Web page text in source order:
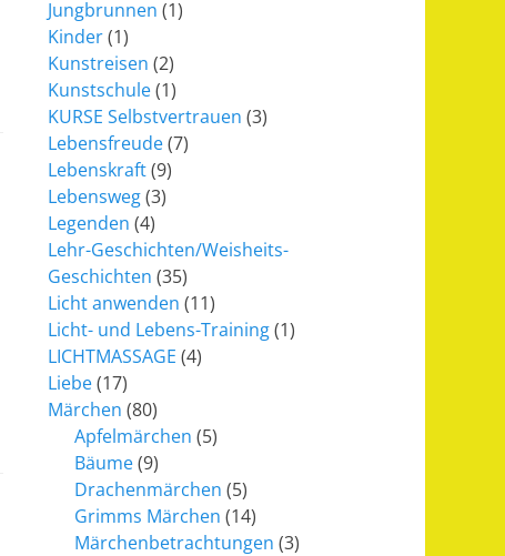
Jungbrunnen (1)
Kinder(1)
Kunstreisen (2)
Kunstschule(1)
KURSE Selbstvertrauen (3)
Lebensfreude(7)
Lebenskraft(9)
Lebensweg(3)
Legenden (4)
Lehr-Geschichten/Weisheits-
Geschichten (35)
Licht anwenden (11)
Licht- und Lebens-Training(1)
LICHTMASSAGE (4)
Liebe(17)
Märchen (80)
Apfelmärchen (5)
Bäume(9)
Drachenmärchen (5)
Grimms Märchen (14)
Märchenbetrachtungen (3)